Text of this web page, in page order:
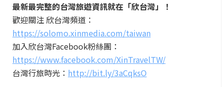
最新最完整的台灣旅遊資訊就在「欣台灣」！
歡迎關注 欣台灣頻道：
https://solomo.xinmedia.com/taiwan
加入欣台灣Facebook粉絲團：
https://www.facebook.com/XinTravelTW/
台灣行旅時光： http://bit.ly/3aCqksO